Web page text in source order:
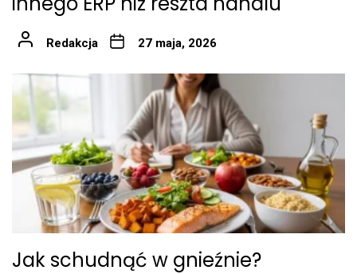
Redakcja 27 maja, 2026
Jak schudnąć w gnieźnie?